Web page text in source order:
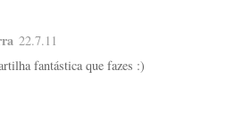
22.7.11
fantástica que fazes :)